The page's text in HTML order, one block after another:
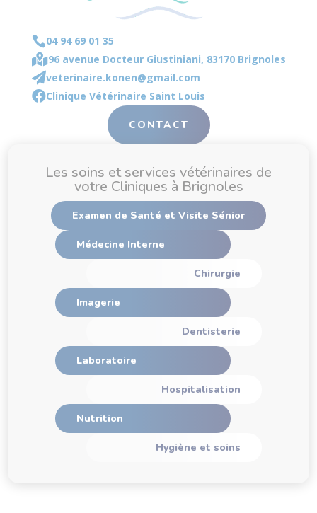
04 94 69 01 35
96 avenue Docteur Giustiniani, 83170 Brignoles
veterinaire.konen@gmail.com
Clinique Vétérinaire Saint Louis
CONTACT
Les soins et services vétérinaires de
votre Cliniques à Brignoles
Examen de Santé et Visite Sénior
Médecine Interne
Chirurgie
Imagerie
Dentisterie
Laboratoire
Hospitalisation
Nutrition
Hygiène et soins